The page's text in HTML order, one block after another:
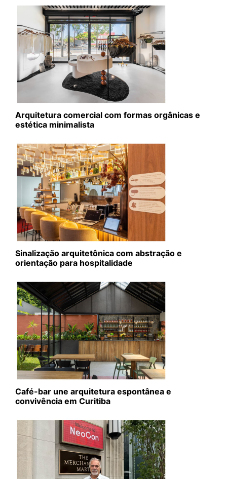
Arquitetura comercial com formas orgânicas e
estética minimalista
Sinalização arquitetônica com abstração e
orientação para hospitalidade
Café-bar une arquitetura espontânea e
convivência em Curitiba